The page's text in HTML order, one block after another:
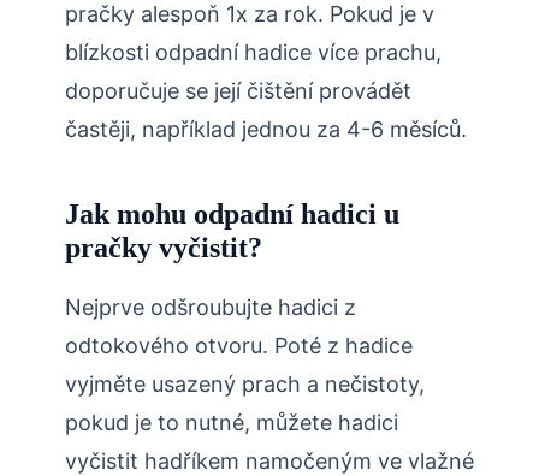
pračky alespoň 1x za rok. Pokud je v
blízkosti odpadní hadice více prachu,
doporučuje se její čištění provádět
častěji, například jednou za 4-6 měsíců.
Jak mohu odpadní hadici u
pračky vyčistit?
Nejprve odšroubujte hadici z
odtokového otvoru. Poté z hadice
vyjměte usazený prach a nečistoty,
pokud je to nutné, můžete hadici
vyčistit hadříkem namočeným ve vlažné